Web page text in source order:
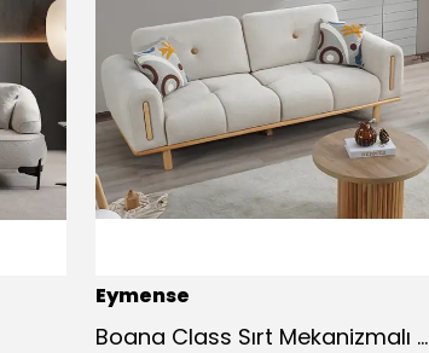
Eymense
Boana Class Sırt Mekanizmalı Üçlü Koltuk Kanepe - Gri